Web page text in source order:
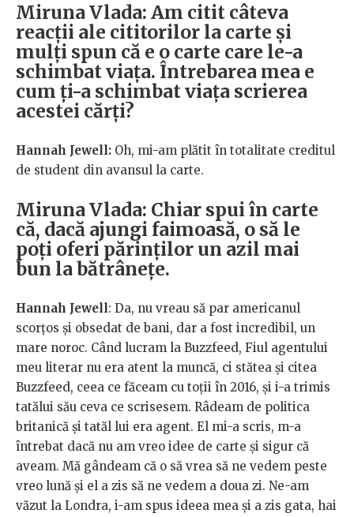
Miruna Vlada: Am citit câteva
reacții ale cititorilor la carte și
mulți spun că e o carte care le-a
schimbat viața. Întrebarea mea e
cum ți-a schimbat viața scrierea
acestei cărți?
Hannah Jewell: Oh, mi-am plătit în totalitate creditul
de student din avansul la carte.
Miruna Vlada: Chiar spui în carte
că, dacă ajungi faimoasă, o să le
poți oferi părinților un azil mai
bun la bătrânețe.
Hannah Jewell: Da, nu vreau să par americanul
scorțos și obsedat de bani, dar a fost incredibil, un
mare noroc. Când lucram la Buzzfeed, Fiul agentului
meu literar nu era atent la muncă, ci stătea și citea
Buzzfeed, ceea ce făceam cu toții în 2016, și i-a trimis
tatălui său ceva ce scrisesem. Râdeam de politica
britanică și tatăl lui era agent. El mi-a scris, m-a
întrebat dacă nu am vreo idee de carte și sigur că
aveam. Mă gândeam că o să vrea să ne vedem peste
vreo lună și el a zis să ne vedem a doua zi. Ne-am
văzut la Londra, i-am spus ideea mea și a zis gata, hai